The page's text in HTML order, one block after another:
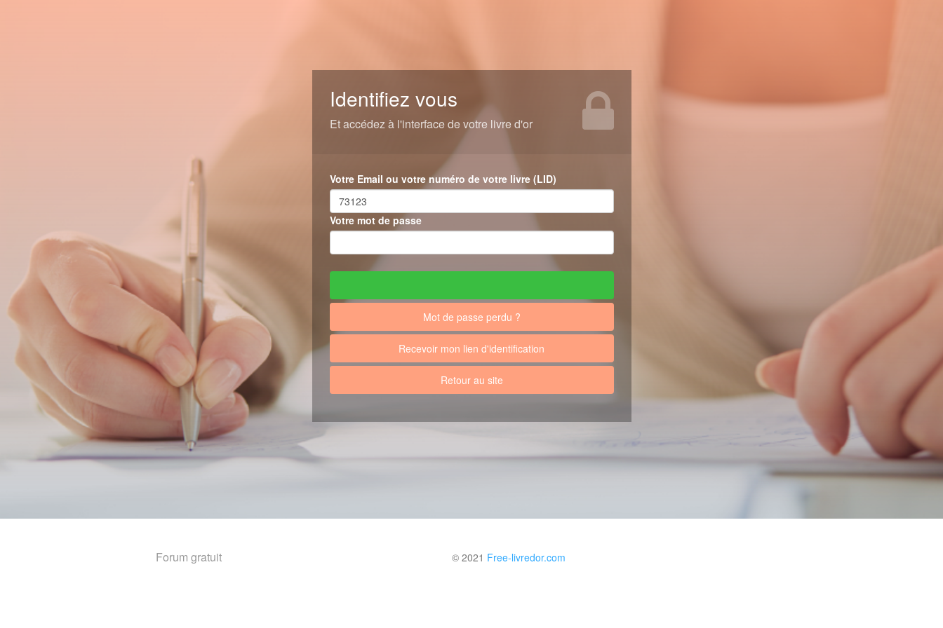
Identifiez vous
Et accédez à l'interface de votre livre d'or
Votre Email ou votre numéro de votre livre (LID)
Votre mot de passe
Mot de passe perdu ?
Recevoir mon lien d'identification
Retour au site
Forum gratuit © 2021 Free-livredor.com